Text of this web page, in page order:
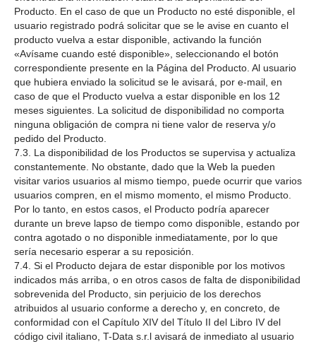
Producto. En el caso de que un Producto no esté disponible, el
usuario registrado podrá solicitar que se le avise en cuanto el
producto vuelva a estar disponible, activando la función
«Avísame cuando esté disponible», seleccionando el botón
correspondiente presente en la Página del Producto. Al usuario
que hubiera enviado la solicitud se le avisará, por e-mail, en
caso de que el Producto vuelva a estar disponible en los 12
meses siguientes. La solicitud de disponibilidad no comporta
ninguna obligación de compra ni tiene valor de reserva y/o
pedido del Producto.
7.3. La disponibilidad de los Productos se supervisa y actualiza
constantemente. No obstante, dado que la Web la pueden
visitar varios usuarios al mismo tiempo, puede ocurrir que varios
usuarios compren, en el mismo momento, el mismo Producto.
Por lo tanto, en estos casos, el Producto podría aparecer
durante un breve lapso de tiempo como disponible, estando por
contra agotado o no disponible inmediatamente, por lo que
sería necesario esperar a su reposición.
7.4. Si el Producto dejara de estar disponible por los motivos
indicados más arriba, o en otros casos de falta de disponibilidad
sobrevenida del Producto, sin perjuicio de los derechos
atribuidos al usuario conforme a derecho y, en concreto, de
conformidad con el Capítulo XIV del Título II del Libro IV del
código civil italiano, T-Data s.r.l avisará de inmediato al usuario